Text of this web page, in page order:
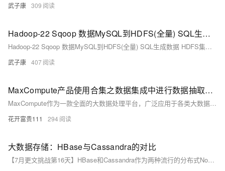
武子康 309
Hadoop-22 Sqoop 数据MySQL到HDFS(全量) SQL生成数据 HDFS集群 Sqoop import jdbc ETL MapReduce
Hadoop-22 Sqoop 数据MySQL到HDFS(全量) SQL生成数据 HDFS集群 Sqoop import jdbc ETL MapReduce
武子康 407
MaxCompute产品使用合集之数据集成中进行数据抽取时，是否可以定义使用和源数据库一样的字符集进行抽取
MaxCompute作为一款全面的大数据处理平台，广泛应用于各类大数据分析、数据挖掘、BI及机器学习场景。掌握其核心功能、熟练操作流程、遵循最佳实践，可以帮助用户高效、安全地管理和利用海量数据。以下是一个关于MaxCompute产品使用的合集，涵盖了其核心功能、应用场景、操作流程以及最佳实践等内容。
花开富贵111 294
大数据存储：HBase与Cassandra的对比
【7月更文挑战第16天】HBase和Cassandra作为两种流行的分布式NoSQL数据库，在数据模型、一致性模型、数据分布、查询语言和性能等方面各有千秋。HBase适用于需要强一致性和与Hadoop生态系统集成的场景，如大规模数据处理和分析。而Cassandra则更适合需要高可用性和灵活查询能力的场景，如分布式计算、云计算和大数据应用等。在实际应用中，选择哪种数据库取决于具体的需求和场景。希望本文的对比分析能够帮助读者更好地理解这两种数据库，并做出明智的选择。